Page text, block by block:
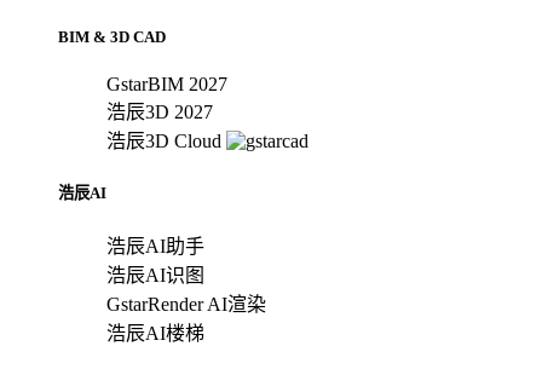
BIM & 3D CAD
GstarBIM 2027
浩辰3D 2027
浩辰3D Cloud
浩辰AI
浩辰AI助手
浩辰AI识图
GstarRender AI渲染
浩辰AI楼梯